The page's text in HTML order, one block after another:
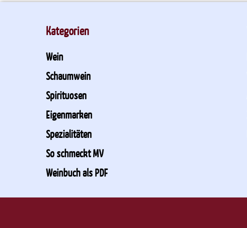
Kategorien
Wein
Schaumwein
Spirituosen
Eigenmarken
Spezialitäten
So schmeckt MV
Weinbuch als PDF